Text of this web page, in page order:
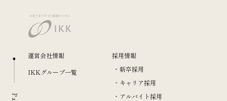
運営会社情報
IKKグループ一覧
採用情報
新卒採用
キャリア採用
アルバイト採用